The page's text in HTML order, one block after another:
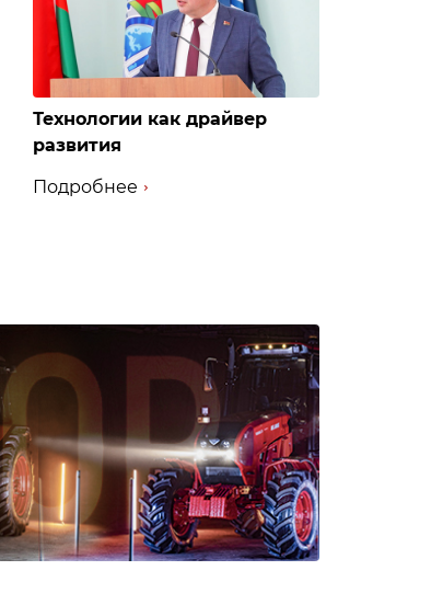
Технологии как драйвер
развития
Подробнее